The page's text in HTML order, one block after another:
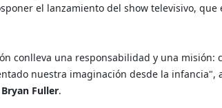
el lanzamiento del show televisivo,
conlleva una responsabilidad y una misión:
nuestra imaginación desde la
Fuller.